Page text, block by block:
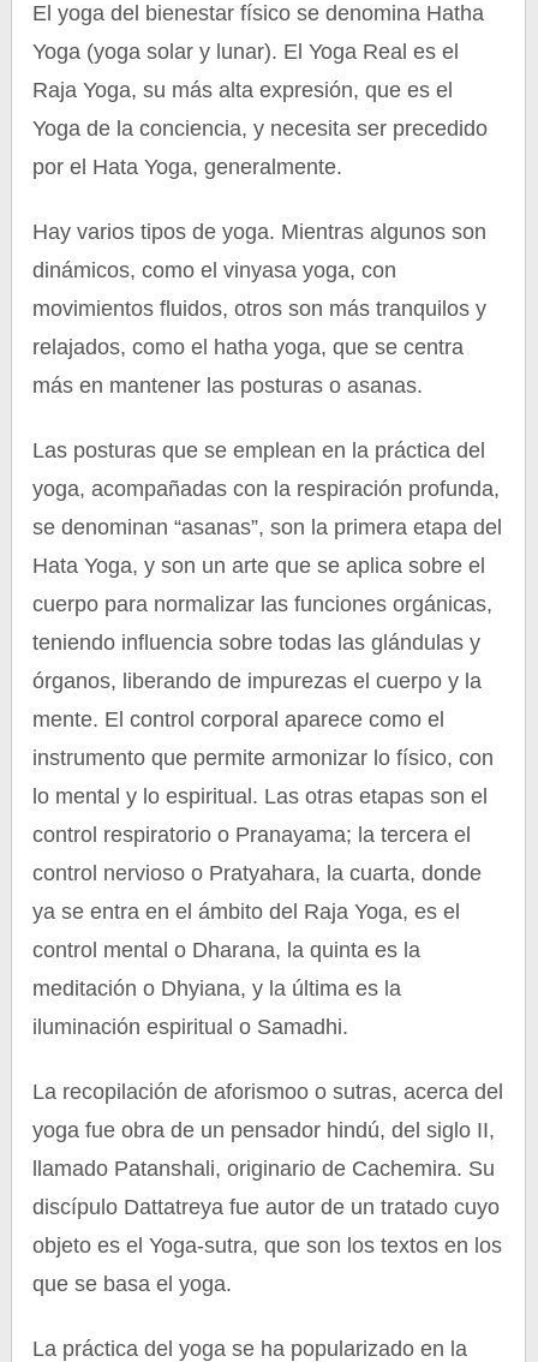
El yoga del bienestar físico se denomina Hatha
Yoga (yoga solar y lunar). El Yoga Real es el
Raja Yoga, su más alta expresión, que es el
Yoga de la conciencia, y necesita ser precedido
por el Hata Yoga, generalmente.
Hay varios tipos de yoga. Mientras algunos son
dinámicos, como el vinyasa yoga, con
movimientos fluidos, otros son más tranquilos y
relajados, como el hatha yoga, que se centra
más en mantener las posturas o asanas.
Las posturas que se emplean en la práctica del
yoga, acompañadas con la respiración profunda,
se denominan “asanas”, son la primera etapa del
Hata Yoga, y son un arte que se aplica sobre el
cuerpo para normalizar las funciones orgánicas,
teniendo influencia sobre todas las glándulas y
órganos, liberando de impurezas el cuerpo y la
mente. El control corporal aparece como el
instrumento que permite armonizar lo físico, con
lo mental y lo espiritual. Las otras etapas son el
control respiratorio o Pranayama; la tercera el
control nervioso o Pratyahara, la cuarta, donde
ya se entra en el ámbito del Raja Yoga, es el
control mental o Dharana, la quinta es la
meditación o Dhyiana, y la última es la
iluminación espiritual o Samadhi.
La recopilación de aforismoo o sutras, acerca del
yoga fue obra de un pensador hindú, del siglo II,
llamado Patanshali, originario de Cachemira. Su
discípulo Dattatreya fue autor de un tratado cuyo
objeto es el Yoga-sutra, que son los textos en los
que se basa el yoga.
La práctica del yoga se ha popularizado en la